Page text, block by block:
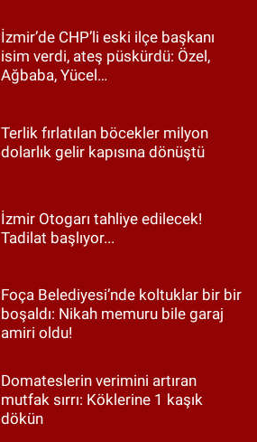
İzmir’de CHP’li eski ilçe başkanı
isim verdi, ateş püskürdü: Özel,
Ağbaba, Yücel…
Terlik fırlatılan böcekler milyon
dolarlık gelir kapısına dönüştü
İzmir Otogarı tahliye edilecek!
Tadilat başlıyor...
Foça Belediyesi’nde koltuklar bir bir
boşaldı: Nikah memuru bile garaj
amiri oldu!
Domateslerin verimini artıran
mutfak sırrı: Köklerine 1 kaşık
dökün